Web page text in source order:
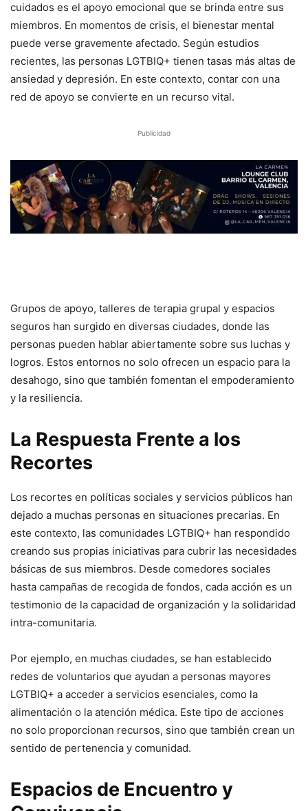
cuidados es el apoyo emocional que se brinda entre sus
miembros. En momentos de crisis, el bienestar mental
puede verse gravemente afectado. Según estudios
recientes, las personas LGTBIQ+ tienen tasas más altas de
ansiedad y depresión. En este contexto, contar con una
red de apoyo se convierte en un recurso vital.
Publicidad
Grupos de apoyo, talleres de terapia grupal y espacios
seguros han surgido en diversas ciudades, donde las
personas pueden hablar abiertamente sobre sus luchas y
logros. Estos entornos no solo ofrecen un espacio para la
desahogo, sino que también fomentan el empoderamiento
y la resiliencia.
La Respuesta Frente a los
Recortes
Los recortes en políticas sociales y servicios públicos han
dejado a muchas personas en situaciones precarias. En
este contexto, las comunidades LGTBIQ+ han respondido
creando sus propias iniciativas para cubrir las necesidades
básicas de sus miembros. Desde comedores sociales
hasta campañas de recogida de fondos, cada acción es un
testimonio de la capacidad de organización y la solidaridad
intra-comunitaria.
Por ejemplo, en muchas ciudades, se han establecido
redes de voluntarios que ayudan a personas mayores
LGTBIQ+ a acceder a servicios esenciales, como la
alimentación o la atención médica. Este tipo de acciones
no solo proporcionan recursos, sino que también crean un
sentido de pertenencia y comunidad.
Espacios de Encuentro y